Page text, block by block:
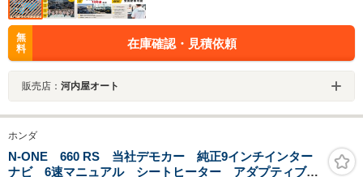
無
料
在庫確認・見積依頼
販売店： 河内屋オート
ホンダ
N-ONE 660 RS 当社デモカー 純正9インチインター
ナビ 6速マニュアル シートヒーター アダプティブク